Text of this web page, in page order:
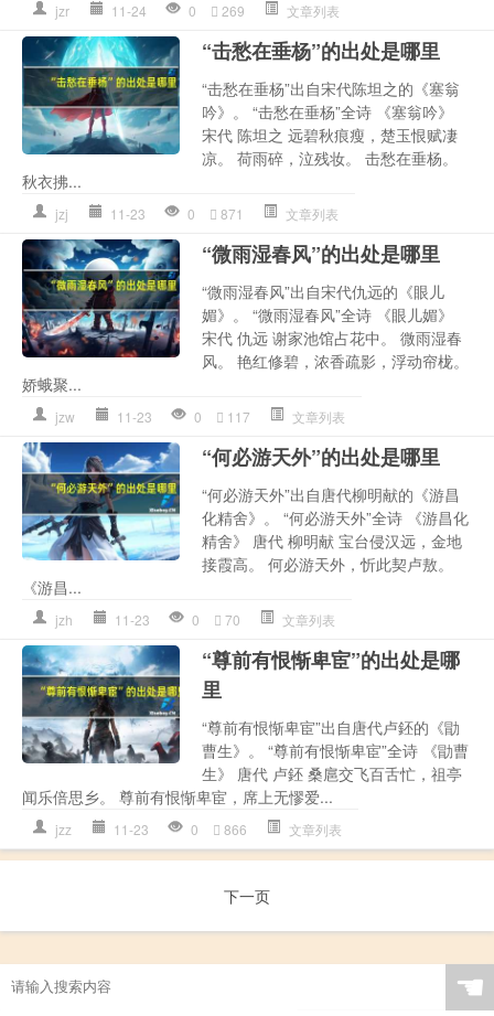
jzr 11-24 0 269 文章列表
“击愁在垂杨”的出处是哪里
“击愁在垂杨”出自宋代陈坦之的《塞翁
吟》。 “击愁在垂杨”全诗 《塞翁吟》
宋代 陈坦之 远碧秋痕瘦，楚玉恨赋凄
凉。 荷雨碎，泣残妆。 击愁在垂杨。
秋衣拂...
jzj 11-23 0 871 文章列表
“微雨湿春风”的出处是哪里
“微雨湿春风”出自宋代仇远的《眼儿
媚》。 “微雨湿春风”全诗 《眼儿媚》
宋代 仇远 谢家池馆占花中。 微雨湿春
风。 艳红修碧，浓香疏影，浮动帘栊。
娇蛾聚...
jzw 11-23 0 117 文章列表
“何必游天外”的出处是哪里
“何必游天外”出自唐代柳明献的《游昌
化精舍》。 “何必游天外”全诗 《游昌化
精舍》 唐代 柳明献 宝台侵汉远，金地
接霞高。 何必游天外，忻此契卢敖。
《游昌...
jzh 11-23 0 70 文章列表
“尊前有恨惭卑宦”的出处是哪
里
“尊前有恨惭卑宦”出自唐代卢鉟的《勖
曹生》。 “尊前有恨惭卑宦”全诗 《勖曹
生》 唐代 卢鉟 桑扈交飞百舌忙，祖亭
闻乐倍思乡。 尊前有恨惭卑宦，席上无憀爱...
jzz 11-23 0 866 文章列表
下一页
☚